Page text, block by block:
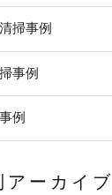
掃事例
事例
例
アーカイブ